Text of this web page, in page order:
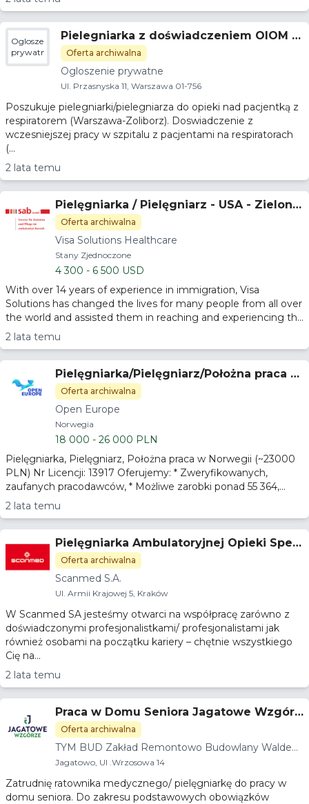
Ogloszenie
prywatne
Pielegniarka z doświadczeniem OIOM -
pacjentka z respiratorem w domu
Oferta archiwalna
Ogloszenie prywatne
Ul. Przasnyska 11, Warszawa 01-756
Poszukuje pielegniarki/pielegniarza do opieki nad pacjentką z
respiratorem (Warszawa-Zoliborz). Doswiadczenie z
wczesniejszej pracy w szpitalu z pacjentami na respiratorach
(...
2 lata temu
Pielęgniarka / Pielęgniarz - USA - Zielona
Karta
Oferta archiwalna
Visa Solutions Healthcare
Stany Zjednoczone
4 300 - 6 500 USD
With over 14 years of experience in immigration, Visa
Solutions has changed the lives for many people from all over
the world and assisted them in reaching and experiencing th...
2 lata temu
Pielęgniarka/Pielęgniarz/Położna praca w
Norwegii
Oferta archiwalna
Open Europe
Norwegia
18 000 - 26 000 PLN
Pielęgniarka, Pielęgniarz, Położna praca w Norwegii (~23000
PLN) Nr Licencji: 13917 Oferujemy: * Zweryfikowanych,
zaufanych pracodawców, * Możliwe zarobki ponad 55 364,...
2 lata temu
Pielęgniarka Ambulatoryjnej Opieki Specj
alistycznej
Oferta archiwalna
Scanmed S.A.
Ul. Armii Krajowej 5, Kraków
W Scanmed SA jesteśmy otwarci na współpracę zarówno z
doświadczonymi profesjonalistkami/ profesjonalistami jak
również osobami na początku kariery – chętnie wszystkiego
Cię na...
2 lata temu
Praca w Domu Seniora Jagatowe Wzgórz
eOferta archiwalna
TYM BUD Zakład Remontowo Budowlany Waldem
ar Tymoszewski
Jagatowo, Ul .Wrzosowa 14
Zatrudnię ratownika medycznego/ pielęgniarkę do pracy w
domu seniora. Do zakresu podstawowych obowiązków